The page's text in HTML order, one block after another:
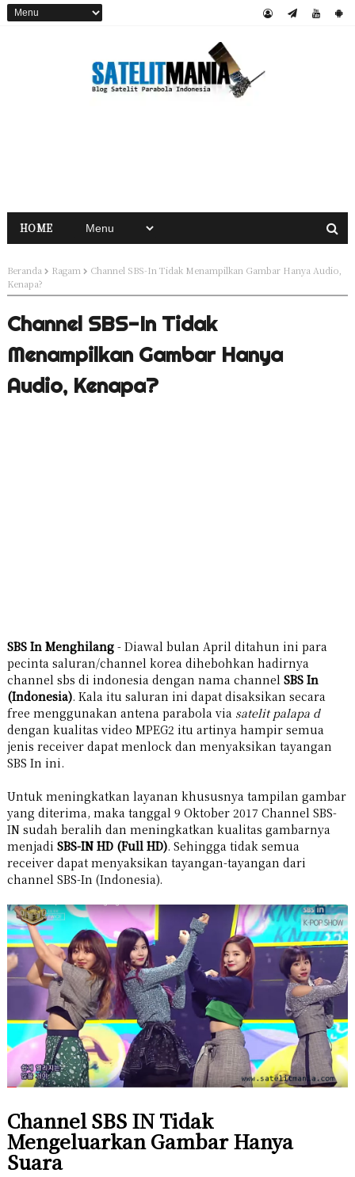
HOME
Beranda Ragam
Channel SBS-In Tidak Menampilkan Gambar Hanya Audio,
Kenapa?
Channel SBS-In Tidak
Menampilkan Gambar Hanya
Audio, Kenapa?
SBS In Menghilang- Diawal bulan April ditahun ini para
pecinta saluran/channel korea dihebohkan hadirnya
channel sbs di indonesia dengan nama channel SBS In
(Indonesia). Kala itu saluran ini dapat disaksikan secara
free menggunakan antena parabola via satelit palapa d
dengan kualitas video MPEG2 itu artinya hampir semua
jenis receiver dapat menlock dan menyaksikan tayangan
SBS In ini.
Untuk meningkatkan layanan khususnya tampilan gambar
yang diterima, maka tanggal 9 Oktober 2017 Channel SBS-
IN sudah beralih dan meningkatkan kualitas gambarnya
menjadi SBS-IN HD (Full HD). Sehingga tidak semua
receiver dapat menyaksikan tayangan-tayangan dari
channel SBS-In (Indonesia).
Channel SBS IN Tidak
Mengeluarkan Gambar Hanya
Suara